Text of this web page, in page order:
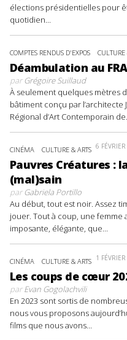
élections présidentielles pour
quotidien...
COMPTES RENDUS D'EXPOS CULTURE
Déambulation au
parGrégoire Suillaud
À seulement quelques mètres
bâtiment conçu par l’architecte
Régional d’Art Contemporain
CINÉMA CULTURE & ARTS 6
Pauvres Créatures :
(mal)sain
parGabriela Portillo
Au début, tout est noir. Assez
jouer. Tout à coup, une femme
imposante, élégante, que...
CINÉMA CULTURE & ARTS 1
Les coups de cœur
parEvan Gogolachvili
En 2023 sont sortis de
nous vous proposons
films que nous avons...